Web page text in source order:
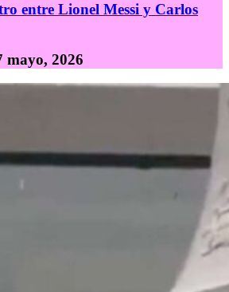
entre Lionel Messi y Carlos
mayo, 2026